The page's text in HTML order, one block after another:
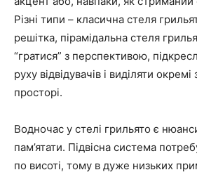
Різні типи – класична стеля
решітка, пірамідальна стеля
“гратися” з перспективою,
руху відвідувачів і виділяти
просторі.
Водночас у стелі грильято є
пам’ятати. Підвісна система
по висоті, тому в дуже низьких